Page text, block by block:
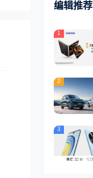
编辑推荐
1
2
3